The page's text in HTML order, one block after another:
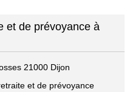
et de prévoyance à
21000 Dijon
et de prévoyance